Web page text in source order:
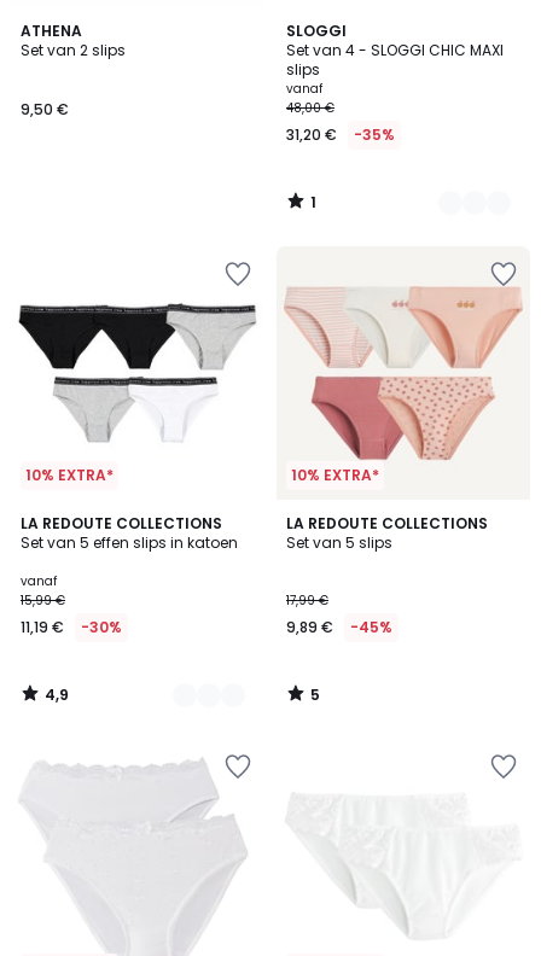
ATHENA
Set van 2 slips
9,50 €
SLOGGI
Set van 4 - SLOGGI CHIC MAXI
slips
vanaf
48,00 €
31,20 € -35%
1
/
5
2
Kleuren
1
/
10% EXTRA*
LA REDOUTE COLLECTIONS
Set van 5 effen slips in katoen
vanaf
15,99 €
11,19 € -30%
4,9
/ 5
2
Kleuren
4,9
/
10% EXTRA*
LA REDOUTE COLLECTIONS
Set van 5 slips
17,99 €
9,89 € -45%
5
/
5
/